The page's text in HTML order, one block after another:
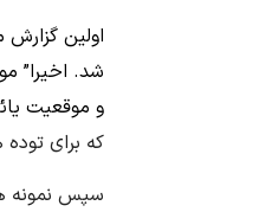
اولین گزارش
شد. اخیرا”
و موقعیت
که برای
سپس نمونه